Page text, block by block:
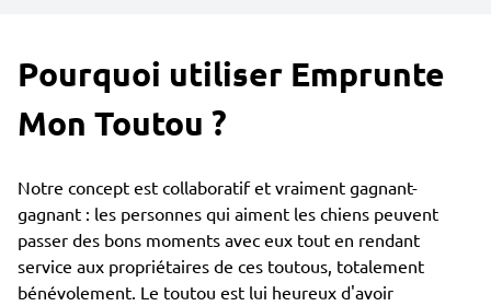
Pourquoi utiliser Emprunte
Mon Toutou ?
Notre concept est collaboratif et vraiment gagnant-
gagnant : les personnes qui aiment les chiens peuvent
passer des bons moments avec eux tout en rendant
service aux propriétaires de ces toutous, totalement
bénévolement. Le toutou est lui heureux d'avoir